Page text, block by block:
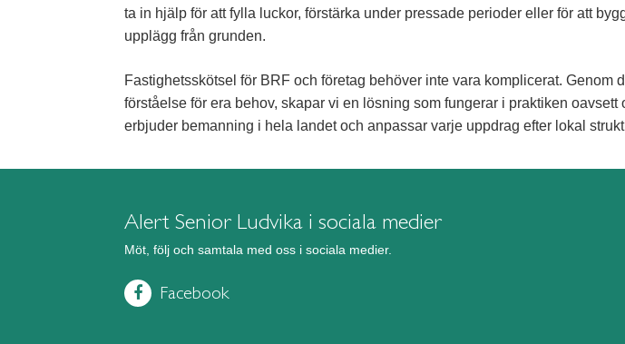
ta in hjälp för att fylla luckor, förstärka under pressade perioder eller för att
upplägg från grunden.
Fastighetsskötsel för BRF och företag behöver inte vara komplicerat. Genom
förståelse för era behov, skapar vi en lösning som fungerar i praktiken oavsett
erbjuder bemanning i hela landet och anpassar varje uppdrag efter lokal
Alert Senior Ludvika i sociala medier
Möt, följ och samtala med oss i sociala medier.
Facebook